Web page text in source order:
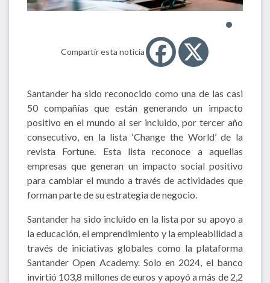
Compartir esta noticia
Santander ha sido reconocido como una de las casi
50 compañías que están generando un impacto
positivo en el mundo al ser incluido, por tercer año
consecutivo, en la lista ‘Change the World’ de la
revista Fortune. Esta lista reconoce a aquellas
empresas que generan un impacto social positivo
para cambiar el mundo a través de actividades que
forman parte de su estrategia de negocio.
Santander ha sido incluido en la lista por su apoyo a
la educación, el emprendimiento y la empleabilidad a
través de iniciativas globales como la plataforma
Santander Open Academy. Solo en 2024, el banco
invirtió 103,8 millones de euros y apoyó a más de 2,2